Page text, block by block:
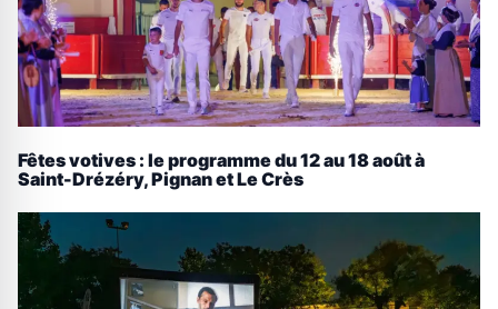
Fêtes votives : le programme du 12 au 18 août à
Saint-Drézéry, Pignan et Le Crès